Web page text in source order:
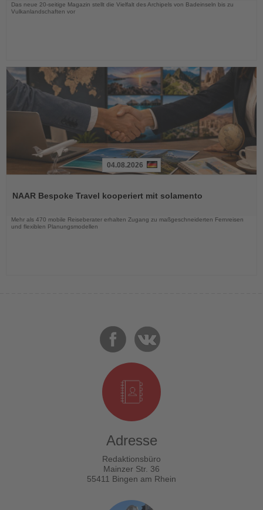
Das neue 20-seitige Magazin stellt die Vielfalt des Archipels von Badeinseln bis zu
Vulkanlandschaften vor
die
04.08.2026
NAAR Bespoke Travel kooperiert mit solamento
Mehr als 470 mobile Reiseberater erhalten Zugang zu maßgeschneiderten Fernreisen
und flexiblen Planungsmodellen
Adresse
Redaktionsbüro
Mainzer Str. 36
55411 Bingen am Rhein